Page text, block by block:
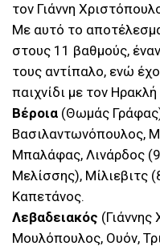
τον Γιάννη
Με αυτό το
στους 11 βαθμούς,
τους αντίπαλο, ενώ
παιχνίδι με τον
Βέροια (Θωμάς
Βασιλαντωνόπουλος,
Μπαλάφας, Λινάρδος
Μελίσσης), Μίλιεβιτς
Καπετάνος.
Λεβαδειακός
Μουλόπουλος, Ουόν,